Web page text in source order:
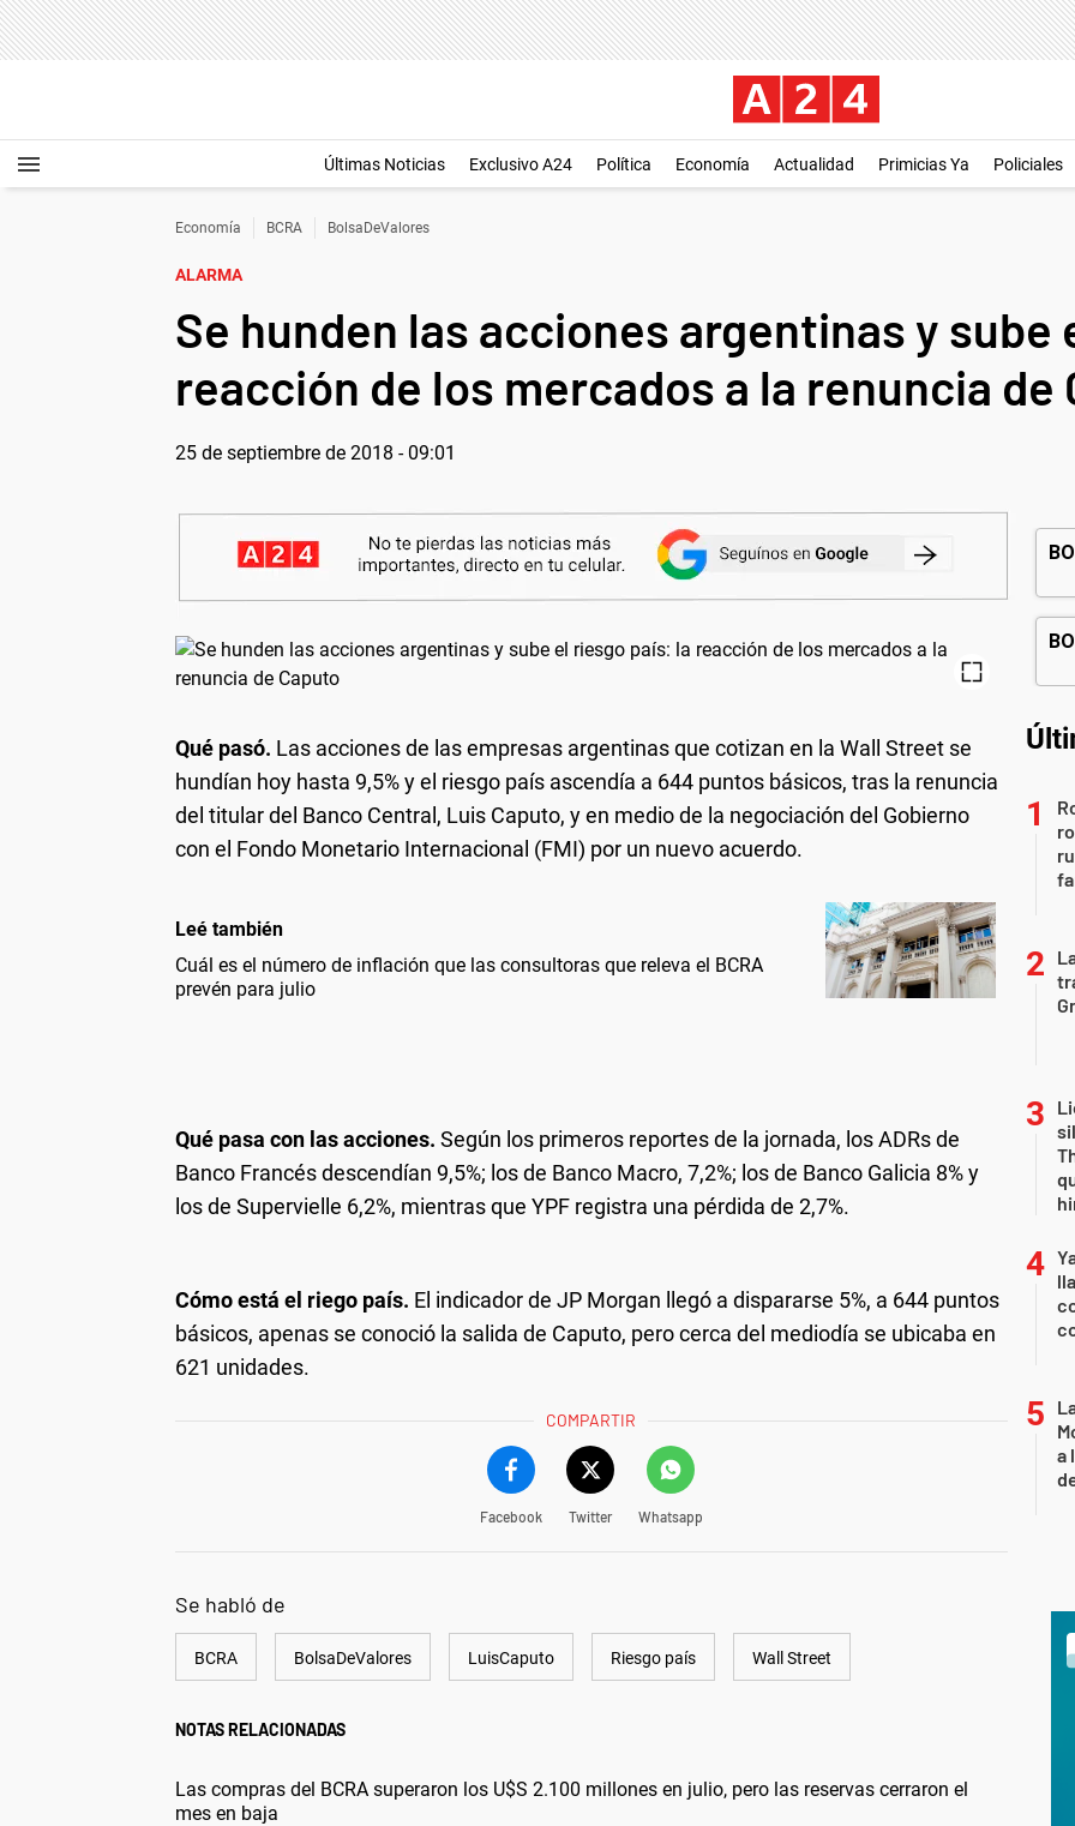
Últimas Noticias Exclusivo A24 Política Economía Actualidad Primicias Ya Policiales
Economía BCRA BolsaDeValores
ALARMA
Se hunden las acciones argentinas y sube
reacción de los mercados a la renuncia de
25 de septiembre de 2018 - 09:01
Qué pasó. Las acciones de las empresas argentinas que cotizan en la Wall Street se
hundían hoy hasta 9,5% y el riesgo país ascendía a 644 puntos básicos, tras la renuncia
del titular del Banco Central, Luis Caputo, y en medio de la negociación del Gobierno
con el Fondo Monetario Internacional (FMI) por un nuevo acuerdo.
Leé también
Cuál es el número de inflación que las consultoras que releva el BCRA
prevén para julio
Qué pasa con las acciones. Según los primeros reportes de la jornada, los ADRs de
Banco Francés descendían 9,5%; los de Banco Macro, 7,2%; los de Banco Galicia 8% y
los de Supervielle 6,2%, mientras que YPF registra una pérdida de 2,7%.
Cómo está el riego país. El indicador de JP Morgan llegó a dispararse 5%, a 644 puntos
básicos, apenas se conoció la salida de Caputo, pero cerca del mediodía se ubicaba en
621 unidades.
COMPARTIR
Facebook Twitter Whatsapp
Se habló de
BCRA BolsaDeValores LuisCaputo Riesgo país Wall Street
NOTAS RELACIONADAS
Las compras del BCRA superaron los U$S 2.100 millones en julio, pero las reservas cerraron el
mes en baja
a